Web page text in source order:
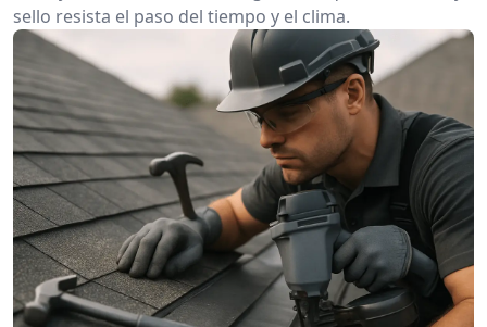
sello resista el paso del tiempo y el clima.